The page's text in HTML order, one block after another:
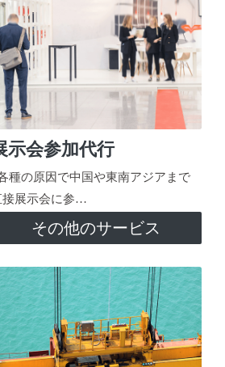
示会参加代行
種の原因で中国や東南アジアまで
接展示会に参…
その他のサービス